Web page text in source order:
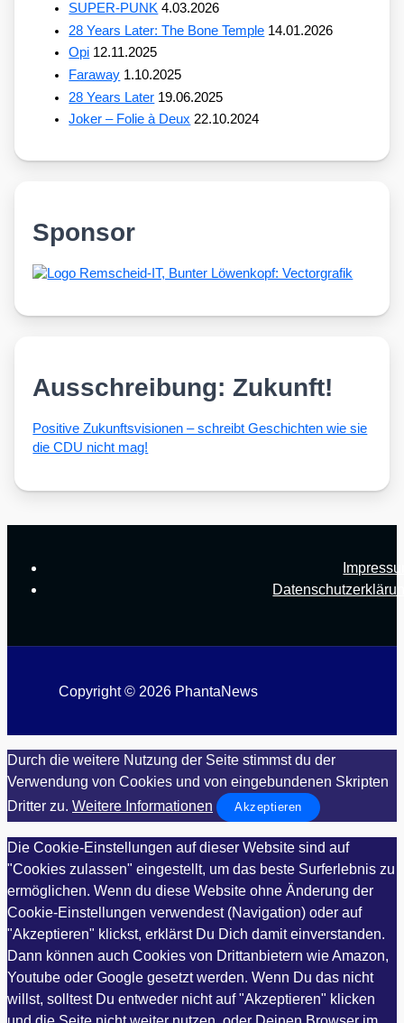
SUPER-PUNK 4.03.2026
28 Years Later: The Bone Temple 14.01.2026
Opi 12.11.2025
Faraway 1.10.2025
28 Years Later 19.06.2025
Joker – Folie à Deux 22.10.2024
Sponsor
Ausschreibung: Zukunft!
Posi­ti­ve Zukunfts­vi­sio­nen – schreibt Geschich­ten wie sie
die CDU nicht mag!
Copyright © 2026 PhantaNews
Durch die weitere Nutzung der Seite stimmst du der
Verwendung von Cookies und von eingebundenen Skripten
Dritter zu. Weitere Informationen Akzeptieren
Die Cookie-Einstellungen auf dieser Website sind auf
"Cookies zulassen" eingestellt, um das beste Surferlebnis zu
ermöglichen. Wenn du diese Website ohne Änderung der
Cookie-Einstellungen verwendest (Navigation) oder auf
"Akzeptieren" klickst, erklärst Du Dich damit einverstanden.
Dann können auch Cookies von Drittanbietern wie Amazon,
Youtube oder Google gesetzt werden. Wenn Du das nicht
willst, solltest Du entweder nicht auf "Akzeptieren" klicken